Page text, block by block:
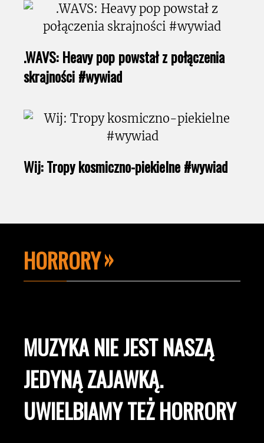
.WAVS: Heavy pop powstał z połączenia
skrajności #wywiad
Wij: Tropy kosmiczno-piekielne #wywiad
HORRORY
MUZYKA NIE JEST NASZĄ
JEDYNĄ ZAJAWKĄ.
UWIELBIAMY TEŻ HORRORY